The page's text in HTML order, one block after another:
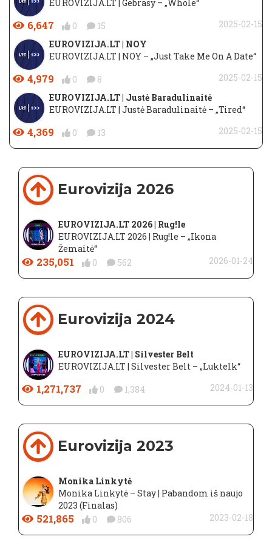
EUROVIZIJA.LT | Gebrasy – „Whole“
6,647 0 15
2025-02-15
EUROVIZIJA.LT | NOY
EUROVIZIJA.LT | NOY – „Just Take Me On A Date“
4,979 0 8
2025-02-15
EUROVIZIJA.LT | Justė Baradulinaitė
EUROVIZIJA.LT | Justė Baradulinaitė – „Tired“
4,369 0 13 2025-02-15
Eurovizija 2026
EUROVIZIJA.LT 2026 | Rug!le
EUROVIZIJA.LT 2026 | Rug!le – „Ikona
Žemaitė“
235,051 0 562 2026-01-24
Eurovizija 2024
EUROVIZIJA.LT | Silvester Belt
EUROVIZIJA.LT | Silvester Belt – „Luktelk“
1,271,737 0 1,384 2024-01-13
Eurovizija 2023
Monika Linkytė
Monika Linkytė – Stay | Pabandom iš naujo
2023 (Finalas)
521,865 0 806 2023-02-18